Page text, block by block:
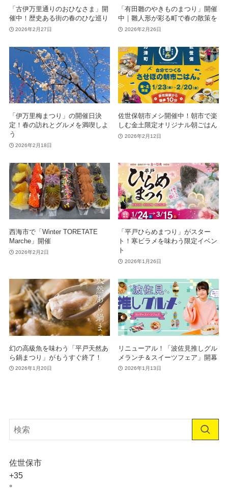
「古伊万里通りのおひなさま」開
催中！歴史ある街の春のひな巡り
2026年2月27日
「有田雛のやきものまつり」開催
中｜雛人形が彩る町で春の散策を
2026年2月26日
「伊万里梅まつり」の開催日決
定！春の訪れとグルメを満喫しよ
う
2026年2月18日
佐世保朝市メシ開催中！朝市で楽
しむ金土限定オリジナル朝ごはん
2026年2月12日
西海市で「Winter TORETATE
Marche」開催
2026年2月2日
「平戸ひらめまつり」がスター
ト！寒ビラメを味わう限定イベン
ト
2026年1月26日
幻の高級魚を味わう「平戸天然あ
ら鍋まつり」がもうすぐ終了！
2026年1月20日
リニューアル！「波佐見推しグル
メランチ＆スイーツフェア」開幕
2026年1月13日
佐世保市
+35